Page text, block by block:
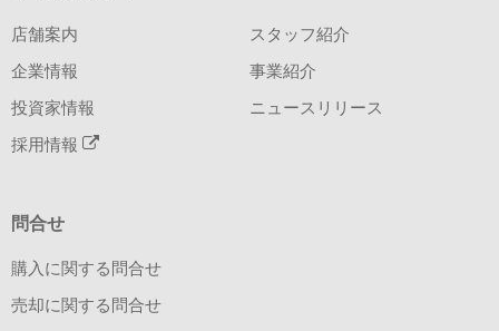
店舗案内 スタッフ紹介
企業情報 事業紹介
投資家情報 ニュースリリース
採用情報
問合せ
購入に関する問合せ
売却に関する問合せ